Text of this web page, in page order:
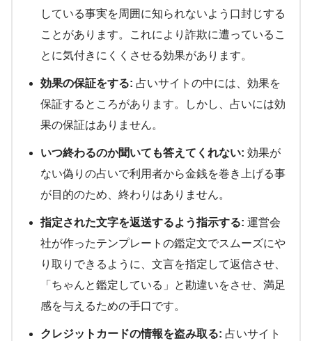
している事実を周囲に知られないよう口封じする
ことがあります。これにより詐欺に遭っているこ
とに気付きにくくさせる効果があります。
効果の保証をする: 占いサイトの中には、効果を
保証するところがあります。しかし、占いには効
果の保証はありません。
いつ終わるのか聞いても答えてくれない: 効果が
ない偽りの占いで利用者から金銭を巻き上げる事
が目的のため、終わりはありません。
指定された文字を返送するよう指示する: 運営会
社が作ったテンプレートの鑑定文でスムーズにや
り取りできるように、文言を指定して返信させ、
「ちゃんと鑑定している」と勘違いをさせ、満足
感を与えるための手口です。
クレジットカードの情報を盗み取る: 占いサイト